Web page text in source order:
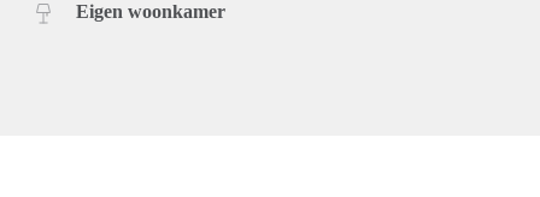
Eigen woonkamer